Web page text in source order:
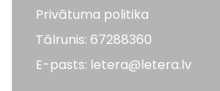
Privātuma politika
Tālrunis: 67288360
E-pasts: letera@letera.lv